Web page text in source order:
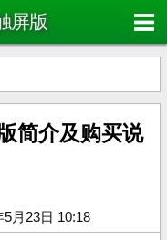
屏版
简介及购买说
月23日 10:18